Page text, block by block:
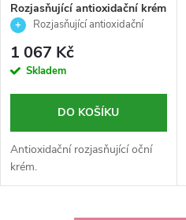
Rozjasňující antioxidační krém
na oční okolí s vitamínem C -
Germaine de Capuccini - 15 ml
Rozjasňující antioxidační
1 067 Kč
Skladem
DO KOŠÍKU
Antioxidační rozjasňující oční
krém.